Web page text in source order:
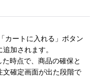
ートに入れる」ボタン
加されます。
時点で、商品の確保と
文確定画面が出た段階で